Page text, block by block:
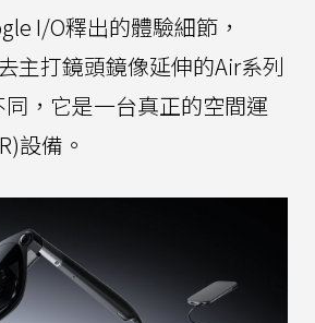
I/O釋出的體驗細節，
主打鏡頭鏡像延伸的Air系列
，它是一台真正的空間運
設備。